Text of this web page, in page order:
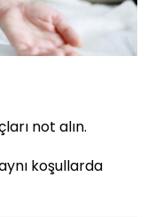
not alın.
koşullarda